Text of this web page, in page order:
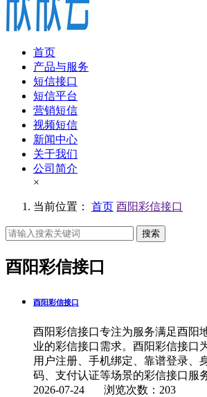
首页
产品与服务
短信接口
短信平台
营销短信
视频短信
新闻中心
关于我们
公司简介
×
当前位置： 首页 酉阳彩信接口
搜索
酉阳彩信接口
酉阳彩信接口
酉阳彩信接口专注为服务满足酉阳
业的彩信接口需求。酉阳彩信接口
用户注册、手机绑定、靠谱登录、
码、支付认证等场景的彩信接口服
2026-07-24 浏览次数：203